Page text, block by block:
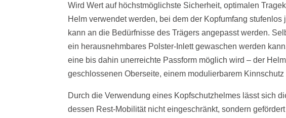
Wird Wert auf höchstmöglichste Sicherheit, optimalen
Helm verwendet werden, bei dem der Kopfumfang
kann an die Bedürfnisse des Trägers angepasst werden.
ein herausnehmbares Polster-Inlett gewaschen werden
eine bis dahin unerreichte Passform möglich wird – der
geschlossenen Oberseite, einem modulierbarem
Durch die Verwendung eines Kopfschutzhelmes lässt sich
dessen Rest-Mobilität nicht eingeschränkt, sondern